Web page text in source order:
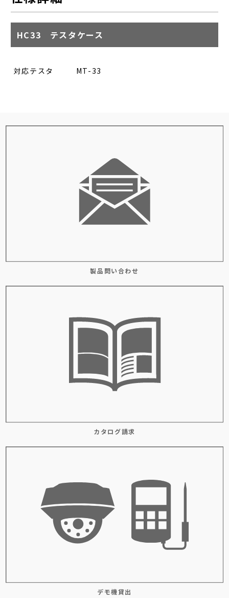
HC33 テスタケース
対応テスタ MT-33
製品問い合わせ
カタログ請求
デモ機貸出